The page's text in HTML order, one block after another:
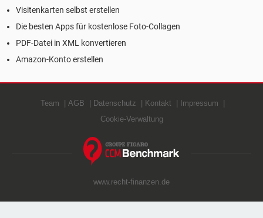
Visitenkarten selbst erstellen
Die besten Apps für kostenlose Foto-Collagen
PDF-Datei in XML konvertieren
Amazon-Konto erstellen
Team AGB Datenschutz Kontakt
Impressum
Cookie-Verwaltung
www.recht-finanzen.de